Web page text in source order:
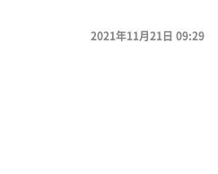
2021年11月21日 09:29